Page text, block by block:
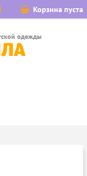
одежды
Корзина пуста